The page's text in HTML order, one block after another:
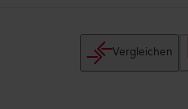
Vergleichen